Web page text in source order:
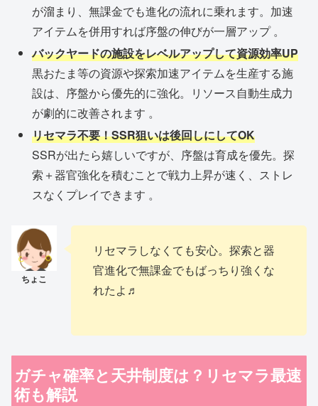
が溜まり、無課金でも進化の流れに乗れます。加速
アイテムを併用すれば序盤の伸びが一層アップ 。
バックヤードの施設をレベルアップして資源効率UP
黒おたま等の資源や探索加速アイテムを生産する施
設は、序盤から優先的に強化。リソース自動生成力
が劇的に改善されます 。
リセマラ不要！SSR狙いは後回しにしてOK
SSRが出たら嬉しいですが、序盤は育成を優先。探
索＋器官強化を積むことで戦力上昇が速く、ストレ
スなくプレイできます 。
リセマラしなくても安心。探索と器
官進化で無課金でもばっちり強くな
れたよ♬
ガチャ確率と天井制度は？リセマラ最速
術も解説